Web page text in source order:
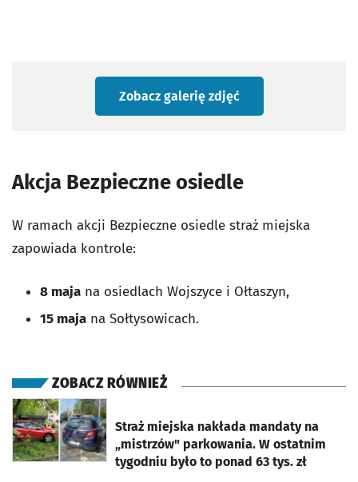
Zobacz galerię zdjęć
Akcja Bezpieczne osiedle
W ramach akcji Bezpieczne osiedle straż miejska
zapowiada kontrole:
8 maja na osiedlach Wojszyce i Ołtaszyn,
15 maja na Sołtysowicach.
ZOBACZ RÓWNIEŻ
Straż miejska nakłada mandaty na
„mistrzów" parkowania. W ostatnim
tygodniu było to ponad 63 tys. zł
otworzy się w nowej karcie